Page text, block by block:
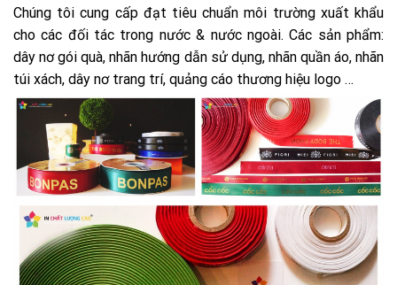
Chúng tôi cung cấp đạt tiêu chuẩn môi trường xuất khẩu
cho các đối tác trong nước & nước ngoài. Các sản phẩm:
dây nơ gói quà, nhãn hướng dẫn sử dụng, nhãn quần áo, nhãn
túi xách, dây nơ trang trí, quảng cáo thương hiệu logo …